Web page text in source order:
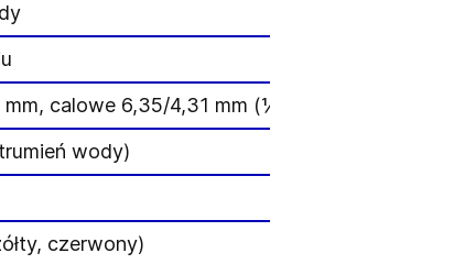
calowe 6,35/4,31 mm (¼")
wody)
czerwony)